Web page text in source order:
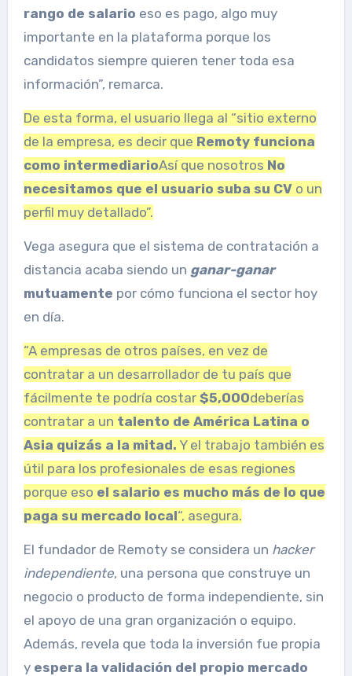
rango de salario eso es pago, algo muy
importante en la plataforma porque los
candidatos siempre quieren tener toda esa
información”, remarca.
De esta forma, el usuario llega al “sitio externo
de la empresa, es decir que Remoty funciona
como intermediarioAsí que nosotros No
necesitamos que el usuario suba su CV o un
perfil muy detallado”.
Vega asegura que el sistema de contratación a
distancia acaba siendo un ganar-ganar
mutuamente por cómo funciona el sector hoy
en día.
“A empresas de otros países, en vez de
contratar a un desarrollador de tu país que
fácilmente te podría costar $5,000deberías
contratar a un talento de América Latina o
Asia quizás a la mitad. Y el trabajo también es
útil para los profesionales de esas regiones
porque eso el salario es mucho más de lo que
paga su mercado local“, asegura.
El fundador de Remoty se considera un hacker
independiente, una persona que construye un
negocio o producto de forma independiente, sin
el apoyo de una gran organización o equipo.
Además, revela que toda la inversión fue propia
y espera la validación del propio mercado